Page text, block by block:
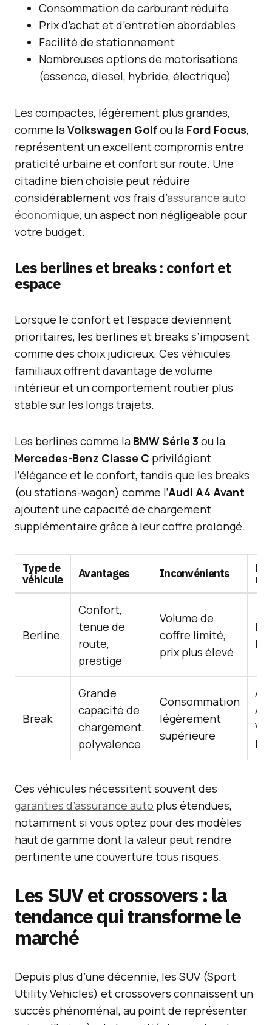
Consommation de carburant réduite
Prix d’achat et d’entretien abordables
Facilité de stationnement
Nombreuses options de motorisations
(essence, diesel, hybride, électrique)
Les compactes, légèrement plus grandes,
comme laVolkswagen Golfou la Ford Focus,
représentent un excellent compromis entre
praticité urbaine et confort sur route. Une
citadine bien choisie peut réduire
considérablement vos frais d’assurance auto
économique, un aspect non négligeable pour
votre budget.
Les berlines et breaks : confort et
espace
Lorsque le confort et l’espace deviennent
prioritaires, les berlines et breaks s’imposent
comme des choix judicieux. Ces véhicules
familiaux offrent davantage de volume
intérieur et un comportement routier plus
stable sur les longs trajets.
Les berlines comme la BMW Série 3 ou la
Mercedes-Benz Classe C privilégient
l’élégance et le confort, tandis que les breaks
(ou stations-wagon) comme l’Audi A4 Avant
ajoutent une capacité de chargement
supplémentaire grâce à leur coffre prolongé.
Type de
véhicule
Avantages Inconvénients
Berline
Confort,
tenue de
route,
prestige
Volume de
coffre limité,
prix plus élevé
Break
Grande
capacité de
chargement,
polyvalence
Consommation
légèrement
supérieure
Ces véhicules nécessitent souvent des
garanties d’assurance auto plus étendues,
notamment si vous optez pour des modèles
haut de gamme dont la valeur peut rendre
pertinente une couverture tous risques.
Les SUV et crossovers : la
tendance qui transforme le
marché
Depuis plus d’une décennie, les SUV (Sport
Utility Vehicles) et crossovers connaissent un
succès phénoménal, au point de représenter